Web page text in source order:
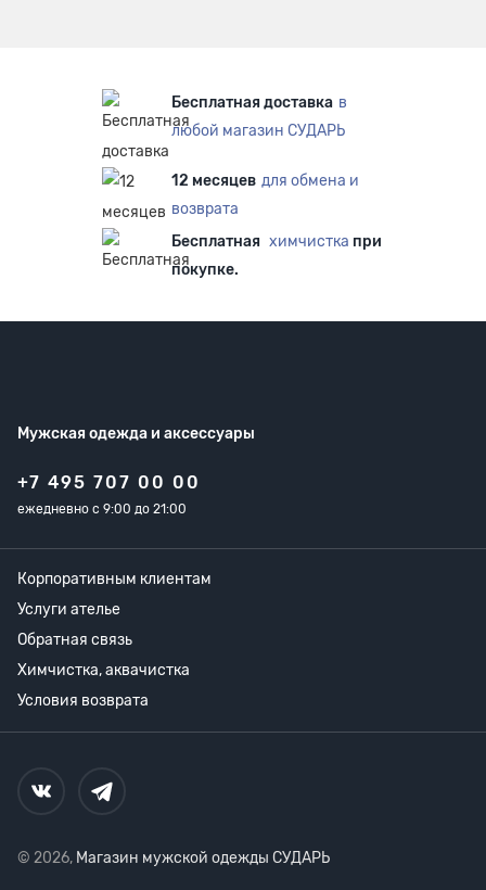
Бесплатная доставка в
любой магазин СУДАРЬ
12 месяцев для обмена и
возврата
Бесплатная химчистка при
покупке.
Мужская одежда и аксессуары
+7 495 707 00 00
ежедневно с 9:00 до 21:00
Корпоративным клиентам
Услуги ателье
Обратная связь
Химчистка, аквачистка
Условия возврата
© 2026, Магазин мужской одежды СУДАРЬ